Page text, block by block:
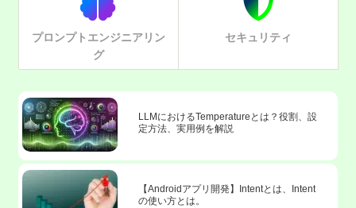
プロンプトエンジニアリン
グ
セキュリティ
LLMにおけるTemperatureとは？役割、設
定方法、実用例を解説
【Androidアプリ開発】Intentとは、Intent
の使い方とは。